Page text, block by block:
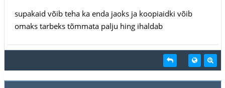
supakaid võib teha ka enda jaoks ja koopiaidki võib
omaks tarbeks tõmmata palju hing ihaldab